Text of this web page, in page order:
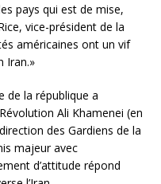
pays qui est de mise,
vice-président de la
américaines ont un vif
Iran.»
de la république a
Ali Khamenei (en
des Gardiens de la
majeur avec
d’attitude répond